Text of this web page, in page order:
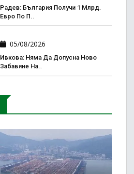
Радев: България Получи 1 Млрд.
Евро По П..
05/08/2026
Ивкова: Няма Да Допусна Ново
Забавяне На..